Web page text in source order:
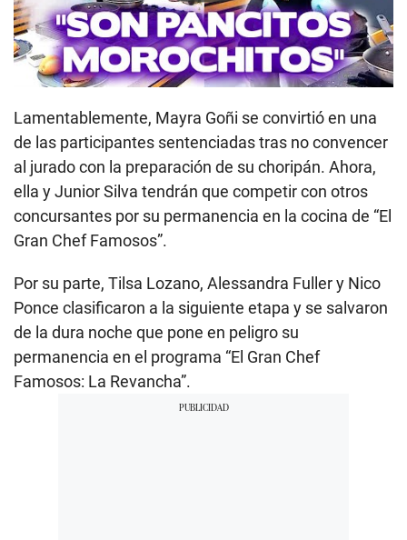
Lamentablemente, Mayra Goñi se convirtió en una
de las participantes sentenciadas tras no convencer
al jurado con la preparación de su choripán. Ahora,
ella y Junior Silva tendrán que competir con otros
concursantes por su permanencia en la cocina de “El
Gran Chef Famosos”.
Por su parte, Tilsa Lozano, Alessandra Fuller y Nico
Ponce clasificaron a la siguiente etapa y se salvaron
de la dura noche que pone en peligro su
permanencia en el programa “El Gran Chef
Famosos: La Revancha”.